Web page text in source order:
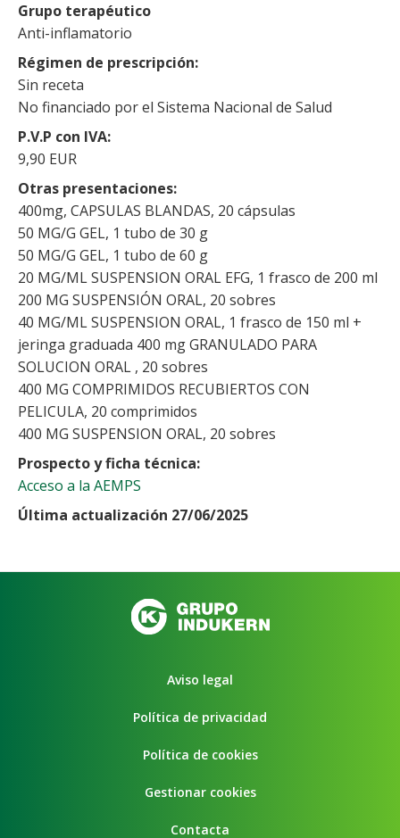
Grupo terapéutico
Anti-inflamatorio
Régimen de prescripción
Sin receta
No financiado por el Sistema Nacional de Salud
P.V.P con IVA
9,90 EUR
Otras presentaciones
400mg, CAPSULAS BLANDAS, 20 cápsulas
50 MG/G GEL, 1 tubo de 30 g
50 MG/G GEL, 1 tubo de 60 g
20 MG/ML SUSPENSION ORAL EFG, 1 frasco de 200 ml
200 MG SUSPENSIÓN ORAL, 20 sobres
40 MG/ML SUSPENSION ORAL, 1 frasco de 150 ml +
jeringa graduada 400 mg GRANULADO PARA
SOLUCION ORAL , 20 sobres
400 MG COMPRIMIDOS RECUBIERTOS CON
PELICULA, 20 comprimidos
400 MG SUSPENSION ORAL, 20 sobres
Prospecto y ficha técnica
Acceso a la AEMPS
Última actualización 27/06/2025
Aviso legal
Política de privacidad
Política de cookies
Gestionar cookies
Contacta